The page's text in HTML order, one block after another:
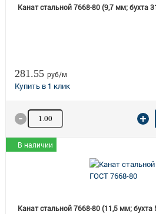
Канат стальной 7668-80 (9,7 мм; бухта
281.55 руб/м
Количество товара
В наличии
Канат стальной 7668-80 (11,5 мм;